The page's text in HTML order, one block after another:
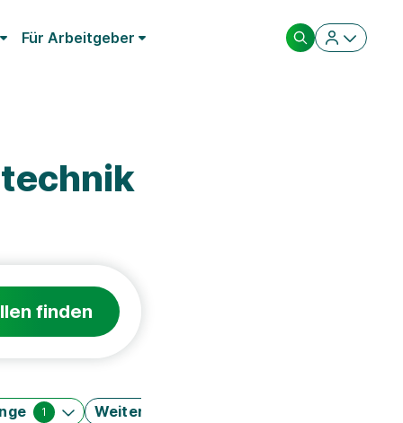
Für Arbeitgeber
finden
1 Weitere Filter